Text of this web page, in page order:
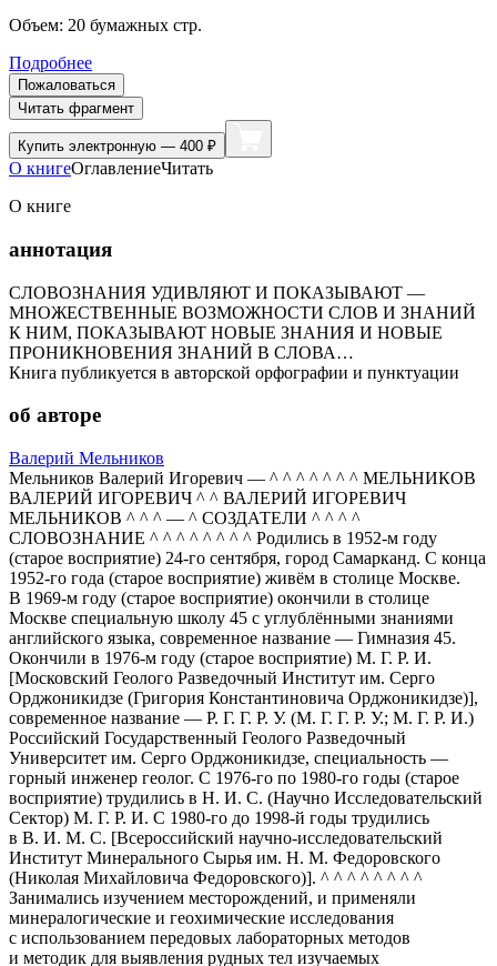
Объем: 20 бумажных стр.
Подробнее
Пожаловаться
Читать фрагмент
Купить электронную — 400 ₽
О книгеОглавлениеЧитать
О книге
аннотация
СЛОВОЗНАНИЯ УДИВЛЯЮТ И ПОКАЗЫВАЮТ —
МНОЖЕСТВЕННЫЕ ВОЗМОЖНОСТИ СЛОВ И ЗНАНИЙ
К НИМ, ПОКАЗЫВАЮТ НОВЫЕ ЗНАНИЯ И НОВЫЕ
ПРОНИКНОВЕНИЯ ЗНАНИЙ В СЛОВА…
Книга публикуется в авторской орфографии и пунктуации
об авторе
Валерий Мельников
Мельников Валерий Игоревич — ^ ^ ^ ^ ^ ^ ^ МЕЛЬНИКОВ
ВАЛЕРИЙ ИГОРЕВИЧ ^ ^ ВАЛЕРИЙ ИГОРЕВИЧ
МЕЛЬНИКОВ ^ ^ ^ — ^ СОЗДАТЕЛИ ^ ^ ^ ^
СЛОВОЗНАНИЕ ^ ^ ^ ^ ^ ^ ^ ^ Родились в 1952-м году
(старое восприятие) 24-го сентября, город Самарканд. С конца
1952-го года (старое восприятие) живём в столице Москве.
В 1969-м году (старое восприятие) окончили в столице
Москве специальную школу 45 с углублёнными знаниями
английского языка, современное название — Гимназия 45.
Окончили в 1976-м году (старое восприятие) М. Г. Р. И.
[Московский Геолого Разведочный Институт им. Серго
Орджоникидзе (Григория Константиновича Орджоникидзе)],
современное название — Р. Г. Г. Р. У. (М. Г. Г. Р. У.; М. Г. Р. И.)
Российский Государственный Геолого Разведочный
Университет им. Серго Орджоникидзе, специальность —
горный инженер геолог. С 1976-го по 1980-го годы (старое
восприятие) трудились в Н. И. С. (Научно Исследовательский
Сектор) М. Г. Р. И. С 1980-го до 1998-й годы трудились
в В. И. М. С. [Всероссийский научно-исследовательский
Институт Минерального Сырья им. Н. М. Федоровского
(Николая Михайловича Федоровского)]. ^ ^ ^ ^ ^ ^ ^ ^
Занимались изучением месторождений, и применяли
минералогические и геохимические исследования
с использованием передовых лабораторных методов
и методик для выявления рудных тел изучаемых